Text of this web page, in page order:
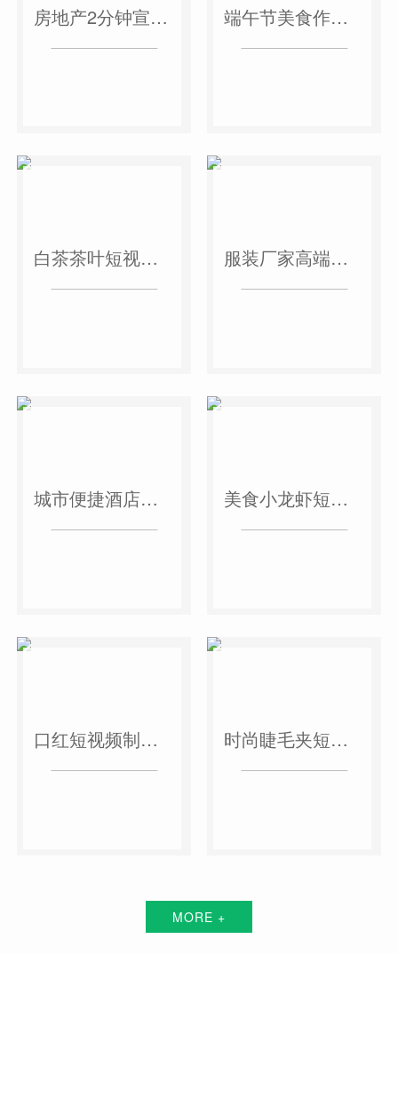
房地产2分钟宣传片 端午节美食作品短视频案例
白茶茶叶短视频作品 服装厂家高端短视频作品
城市便捷酒店短视频案例 美食小龙虾短视频案例
口红短视频制作案例 时尚睫毛夹短视频案例
MORE +